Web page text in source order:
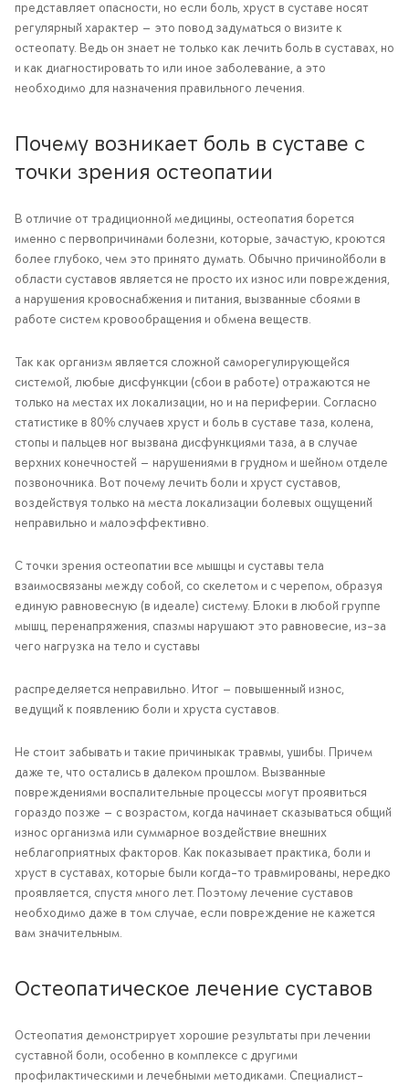
представляет опасности, но если боль, хруст в суставе носят
регулярный характер — это повод задуматься о визите к
остеопату. Ведь он знает не только как лечить боль в суставах, но
и как диагностировать то или иное заболевание, а это
необходимо для назначения правильного лечения.
Почему возникает боль в суставе с
точки зрения остеопатии
В отличие от традиционной медицины, остеопатия борется
именно с первопричинами болезни, которые, зачастую, кроются
более глубоко, чем это принято думать. Обычно причинойболи в
области суставов является не просто их износ или повреждения,
а нарушения кровоснабжения и питания, вызванные сбоями в
работе систем кровообращения и обмена веществ.
Так как организм является сложной саморегулирующейся
системой, любые дисфункции (сбои в работе) отражаются не
только на местах их локализации, но и на периферии. Согласно
статистике в 80% случаев хруст и боль в суставе таза, колена,
стопы и пальцев ног вызвана дисфункциями таза, а в случае
верхних конечностей — нарушениями в грудном и шейном отделе
позвоночника. Вот почему лечить боли и хруст суставов,
воздействуя только на места локализации болевых ощущений
неправильно и малоэффективно.
С точки зрения остеопатии все мышцы и суставы тела
взаимосвязаны между собой, со скелетом и с черепом, образуя
единую равновесную (в идеале) систему. Блоки в любой группе
мышц, перенапряжения, спазмы нарушают это равновесие, из-за
чего нагрузка на тело и суставы
распределяется неправильно. Итог — повышенный износ,
ведущий к появлению боли и хруста суставов.
Не стоит забывать и такие причиныкак травмы, ушибы. Причем
даже те, что остались в далеком прошлом. Вызванные
повреждениями воспалительные процессы могут проявиться
гораздо позже — с возрастом, когда начинает сказываться общий
износ организма или суммарное воздействие внешних
неблагоприятных факторов. Как показывает практика, боли и
хруст в суставах, которые были когда-то травмированы, нередко
проявляется, спустя много лет. Поэтому лечение суставов
необходимо даже в том случае, если повреждение не кажется
вам значительным.
Остеопатическое лечение суставов
Остеопатия демонстрирует хорошие результаты при лечении
суставной боли, особенно в комплексе с другими
профилактическими и лечебными методиками. Специалист-